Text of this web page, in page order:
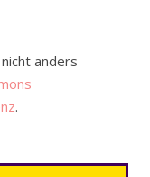
anders
.